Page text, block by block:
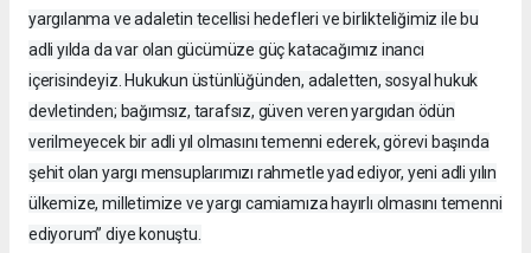
yargılanma ve adaletin tecellisi hedefleri ve birlikteliğimiz ile bu
adli yılda da var olan gücümüze güç katacağımız inancı
içerisindeyiz. Hukukun üstünlüğünden, adaletten, sosyal hukuk
devletinden; bağımsız, tarafsız, güven veren yargıdan ödün
verilmeyecek bir adli yıl olmasını temenni ederek, görevi başında
şehit olan yargı mensuplarımızı rahmetle yad ediyor, yeni adli yılın
ülkemize, milletimize ve yargı camiamıza hayırlı olmasını temenni
ediyorum” diye konuştu.